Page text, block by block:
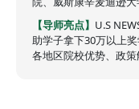
【导师亮点】 U.S
助学子拿下30万以上
各地区院校优势、政